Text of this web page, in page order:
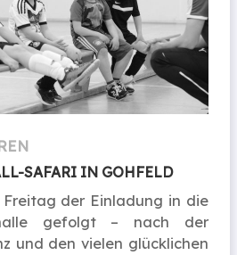
SAFARI IN GOHFELD
der Einladung in die
gefolgt – nach der
und den vielen glücklichen